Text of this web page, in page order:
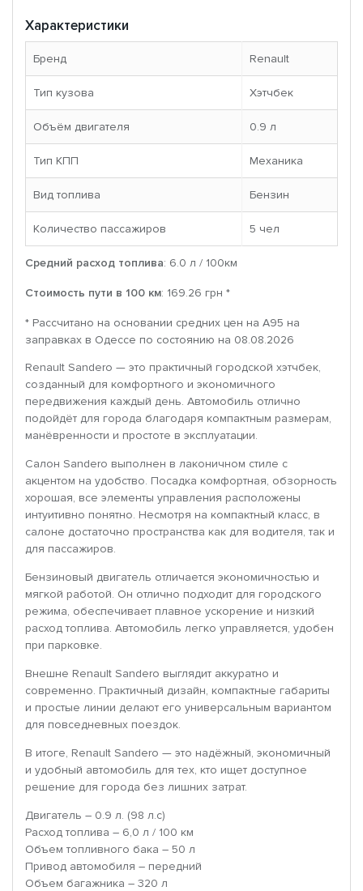
Характеристики
Бренд Renault
Тип кузова Хэтчбек
Объём двигателя 0.9 л
Тип КПП Механика
Вид топлива Бензин
Количество пассажиров 5 чел
Средний расход топлива: 6.0 л / 100км
Стоимость пути в 100 км: 169.26 грн *
* Рассчитано на основании средних цен на A95 на
заправках в Одессе по состоянию на 08.08.2026
Renault Sandero — это практичный городской хэтчбек,
созданный для комфортного и экономичного
передвижения каждый день. Автомобиль отлично
подойдёт для города благодаря компактным размерам,
манёвренности и простоте в эксплуатации.
Салон Sandero выполнен в лаконичном стиле с
акцентом на удобство. Посадка комфортная, обзорность
хорошая, все элементы управления расположены
интуитивно понятно. Несмотря на компактный класс, в
салоне достаточно пространства как для водителя, так и
для пассажиров.
Бензиновый двигатель отличается экономичностью и
мягкой работой. Он отлично подходит для городского
режима, обеспечивает плавное ускорение и низкий
расход топлива. Автомобиль легко управляется, удобен
при парковке.
Внешне Renault Sandero выглядит аккуратно и
современно. Практичный дизайн, компактные габариты
и простые линии делают его универсальным вариантом
для повседневных поездок.
В итоге, Renault Sandero — это надёжный, экономичный
и удобный автомобиль для тех, кто ищет доступное
решение для города без лишних затрат.
Двигатель – 0.9 л. (98 л.с)
Расход топлива – 6,0 л / 100 км
Объем топливного бака – 50 л
Привод автомобиля – передний
Объем багажника – 320 л